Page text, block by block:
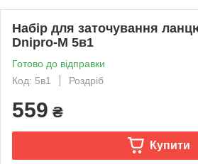
Набір для заточування
Dnipro-M 5в1
Готово до відправки
Код: 5в1
Роздріб
559 ₴
Купити